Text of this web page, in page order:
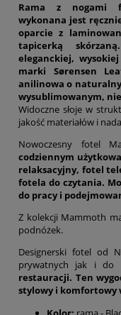
Rama z nogami
wykonana jest
oparcie z
tapicerką
eleganckiej,
marki Sørensen
anilinowa o
wysublimowanym,
Widoczne słoje w
jakość materiałów i
Nowoczesny fotel
codziennym
relaksacyjny, fotel
fotela do czytania.
do pracy i
Z kolekcji Mammoth
podnóżek.
Designerski fotel od
prywatnych jak i do
restauracji. Ten
stylowy i komfortowy